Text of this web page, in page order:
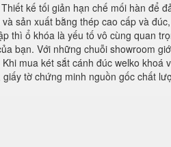
kế tối giản hạn chế mối hàn để
sản xuất bằng thép cao cấp và
thì ổ khóa là yếu tố vô cùng quan
bạn. Với những chuỗi showroom
mua két sắt cánh đúc welko
tờ chứng minh nguồn gốc chất